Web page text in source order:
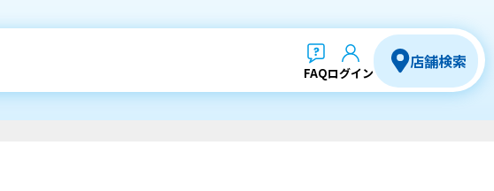
FAQログイン
店舗検索